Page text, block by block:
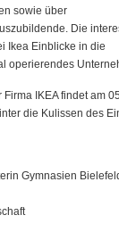
sowie über
Die
Ikea Einblicke in die
operierendes
IKEA findet am
die Kulissen des
Gymnasien